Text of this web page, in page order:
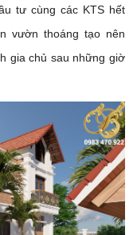
tư cùng các KTS hết
vườn thoáng tạo nên
gia chủ sau những giờ